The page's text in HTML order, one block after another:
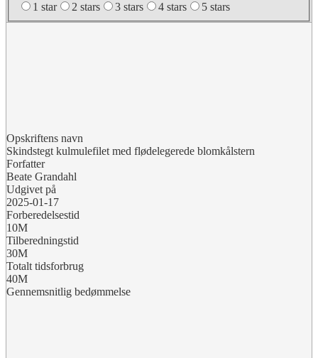
1 star
2 stars 3 stars 4 stars 5 stars
Opskriftens navn
Skindstegt kulmulefilet med flødelegerede blomkålstern
Forfatter
Beate Grandahl
Udgivet på
2025-01-17
Forberedelsestid
10M
Tilberedningstid
30M
Totalt tidsforbrug
40M
Gennemsnitlig bedømmelse